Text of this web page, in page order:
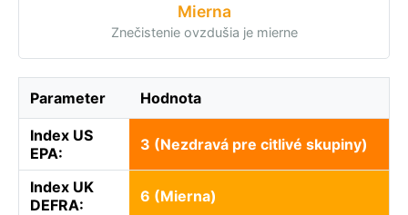
Mierna
Znečistenie ovzdušia je mierne
Parameter Hodnota
Index US
EPA:
3 (Nezdravá pre citlivé skupiny)
Index UK
DEFRA:
6 (Mierna)